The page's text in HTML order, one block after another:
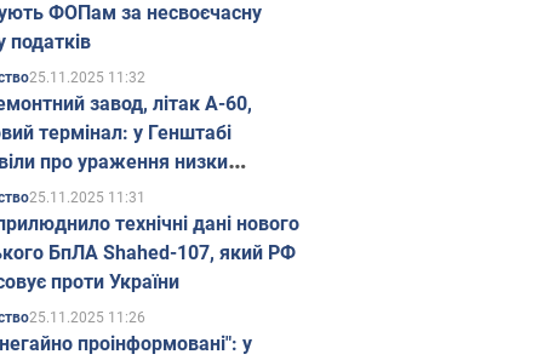
ФОПам за несвоєчасну
податків
25.11.2025 11:32
завод, літак А-60,
термінал: у Генштабі
про ураження низки
об'єктів Росії
25.11.2025 11:31
технічні дані нового
БпЛА Shahed-107, який РФ
проти України
25.11.2025 11:26
проінформовані": у